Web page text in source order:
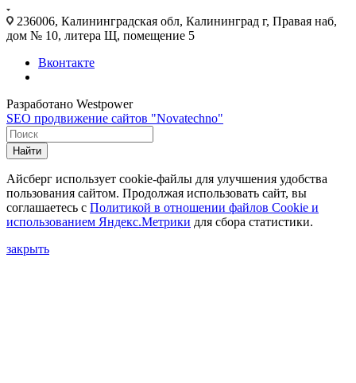
236006, Калининградская обл, Калининград г, Правая наб,
дом № 10, литера Щ, помещение 5
Вконтакте
Разработано Westpower
SEO продвижение сайтов "Novatechno"
Найти
Айсберг использует cookie-файлы для улучшения удобства
пользования сайтом. Продолжая использовать сайт, вы
соглашаетесь с Политикой в отношении файлов Сookie и
использованием Яндекс.Метрики для сбора статистики.
закрыть